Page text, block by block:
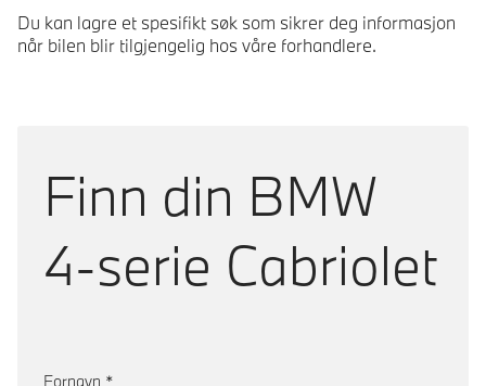
Du kan lagre et spesifikt søk som sikrer deg informasjon
når bilen blir tilgjengelig hos våre forhandlere.
Finn din BMW
4-serie Cabriolet
Fornavn *